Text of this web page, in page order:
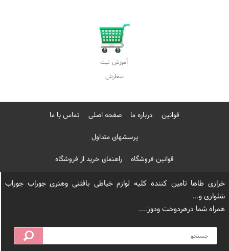
قوانین درباره ما صفحه اصلی تماس با ما
پرسشهای متداول
قوانین فروشگاه راهنمای خرید از فروشگاه
خرازی طاها تامین کننده کلیه لوازم خیاطی بافتنی وهنری جوراب جوراب
شلواری و...
همراه شما درهردوخت ودوز....